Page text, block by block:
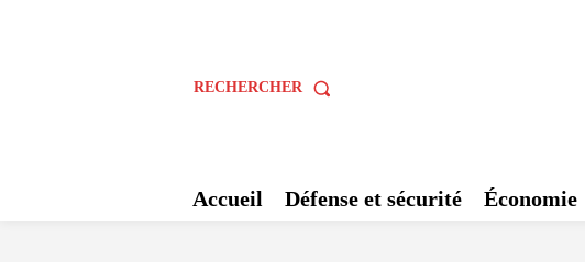
RECHERCHER
Accueil Défense et sécurité Économie